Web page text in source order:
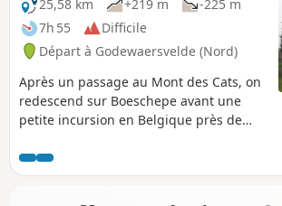
25,58 km
+219 m
-225 m
7h 55
Difficile
Départ à Godewaersvelde (Nord)
Après un passage au Mont des Cats, on
redescend sur Boeschepe avant une
petite incursion en Belgique près de
boucle dans la réserve naturelle du
Helleketelbos, pour le plaisir de salir ses